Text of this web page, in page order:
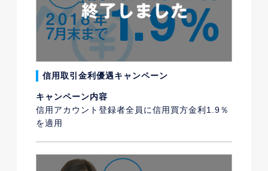
信用取引金利優遇キャンペーン
キャンペーン内容
信用アカウント登録者全員に信用買方金利1.9％
を適用